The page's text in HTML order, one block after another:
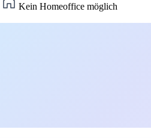
Kein Homeoffice möglich